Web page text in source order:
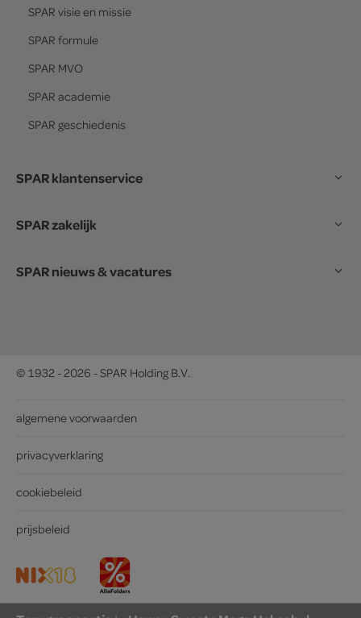
SPAR visie en missie
SPAR formule
SPAR MVO
SPAR academie
SPAR geschiedenis
SPAR klantenservice
SPAR zakelijk
SPAR nieuws & vacatures
© 1932 - 2026 - SPAR Holding B.V.
algemene voorwaarden
privacyverklaring
cookiebeleid
prijsbeleid